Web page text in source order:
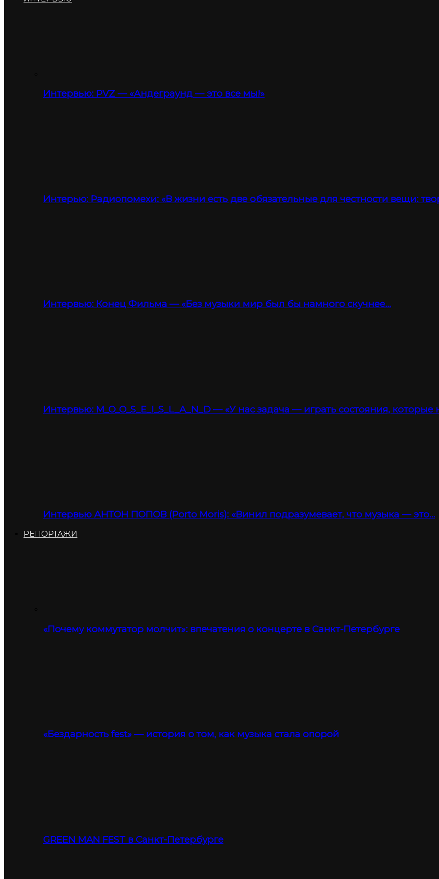
Интервью: PVZ — «Андеграунд — это все мы!»
Интерью: Радиопомехи: «В жизни есть две обязательные для честности вещи:
Интервью: Конец Фильма — «Без музыки мир был бы намного скучнее…
Интервью: M_O_O_S_E_I_S_L_A_N_D — «У нас задача — играть состояния, которые
Интервью АНТОН ПОПОВ (Porto Moris): «Винил подразумевает, что музыка — это…
РЕПОРТАЖИ
«Почему коммутатор молчит»: впечатения о концерте в Санкт-Петербурге
«Бездарность fest» — история о том, как музыка стала опорой
GREEN MAN FEST в Санкт-Петербурге